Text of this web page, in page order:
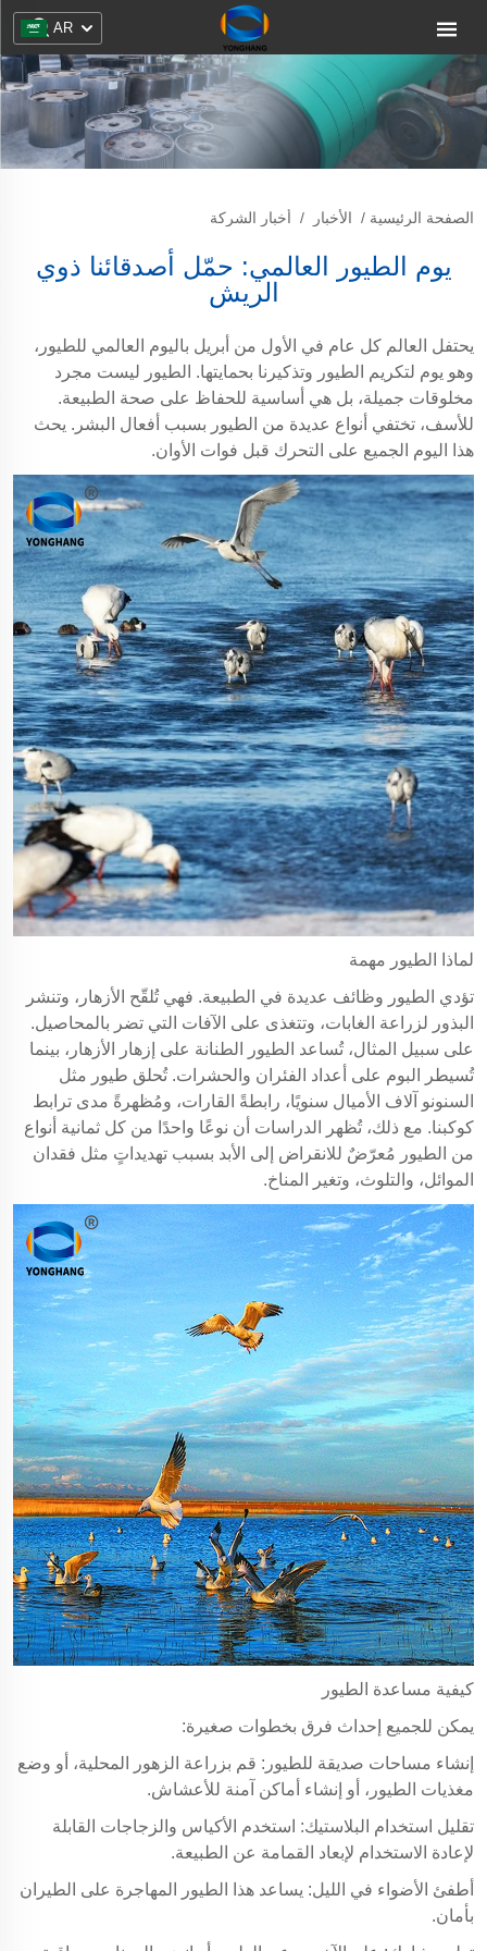
AR
الصفحة الرئيسية / الأخبار / أخبار الشركة
يوم الطيور العالمي: حمّل أصدقائنا ذوي
الريش
يحتفل العالم كل عام في الأول من أبريل باليوم العالمي للطيور،
وهو يوم لتكريم الطيور وتذكيرنا بحمايتها. الطيور ليست مجرد
مخلوقات جميلة، بل هي أساسية للحفاظ على صحة الطبيعة.
للأسف، تختفي أنواع عديدة من الطيور بسبب أفعال البشر. يحث
هذا اليوم الجميع على التحرك قبل فوات الأوان.
لماذا الطيور مهمة
تؤدي الطيور وظائف عديدة في الطبيعة. فهي تُلقّح الأزهار، وتنشر
البذور لزراعة الغابات، وتتغذى على الآفات التي تضر بالمحاصيل.
على سبيل المثال، تُساعد الطيور الطنانة على إزهار الأزهار، بينما
تُسيطر البوم على أعداد الفئران والحشرات. تُحلق طيور مثل
السنونو آلاف الأميال سنويًا، رابطةً القارات، ومُظهرةً مدى ترابط
كوكبنا. مع ذلك، تُظهر الدراسات أن نوعًا واحدًا من كل ثمانية أنواع
من الطيور مُعرّضٌ للانقراض إلى الأبد بسبب تهديداتٍ مثل فقدان
الموائل، والتلوث، وتغير المناخ.
كيفية مساعدة الطيور
يمكن للجميع إحداث فرق بخطوات صغيرة:
إنشاء مساحات صديقة للطيور: قم بزراعة الزهور المحلية، أو وضع
مغذيات الطيور، أو إنشاء أماكن آمنة للأعشاش.
تقليل استخدام البلاستيك: استخدم الأكياس والزجاجات القابلة
لإعادة الاستخدام لإبعاد القمامة عن الطبيعة.
أطفئ الأضواء في الليل: يساعد هذا الطيور المهاجرة على الطيران
بأمان.